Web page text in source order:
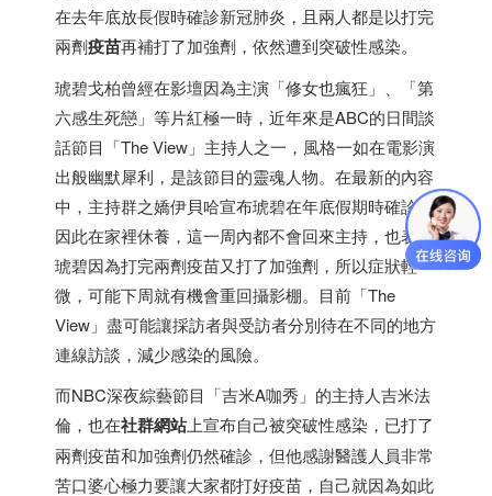
在去年底放長假時確診新冠肺炎，且兩人都是以打完
兩劑疫苗再補打了加強劑，依然遭到突破性感染。
琥碧戈柏曾經在影壇因為主演「修女也瘋狂」、「第
六感生死戀」等片紅極一時，近年來是ABC的日間談
話節目「The View」主持人之一，風格一如在電影演
出般幽默犀利，是該節目的靈魂人物。在最新的內容
中，主持群之嬌伊貝哈宣布琥碧在年底假期時確診，
因此在家裡休養，這一周內都不會回來主持，也表示
琥碧因為打完兩劑疫苗又打了加強劑，所以症狀輕
微，可能下周就有機會重回攝影棚。目前「The
View」盡可能讓採訪者與受訪者分別待在不同的地方
連線訪談，減少感染的風險。
而NBC深夜綜藝節目「吉米A咖秀」的主持人吉米法
倫，也在社群網站上宣布自己被突破性感染，已打了
兩劑疫苗和加強劑仍然確診，但他感謝醫護人員非常
苦口婆心極力要讓大家都打好疫苗，自己就因為如此